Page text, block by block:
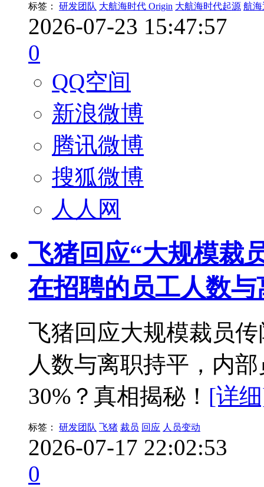
标签： 研发团队 大航海时代 Origin 大航海时代起源 航
2026-07-23 15:47:57
0
QQ空间
新浪微博
腾讯微博
搜狐微博
人人网
飞猪回应“大规模裁
在招聘的员工人数
飞猪回应大规模裁员
人数与离职持平，内
30%？真相揭秘！ [详
标签： 研发团队 飞猪 裁员 回应 人员变动
2026-07-17 22:02:53
0